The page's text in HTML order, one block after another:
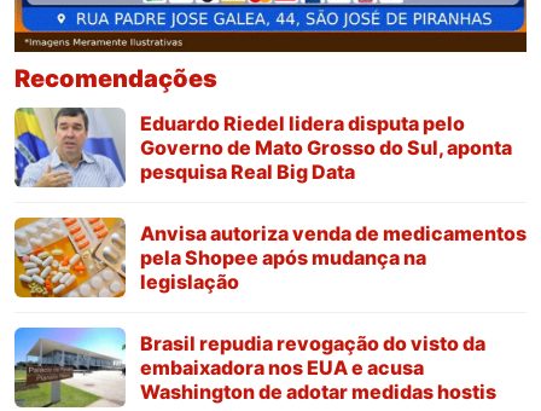
Recomendações
Eduardo Riedel lidera disputa pelo
Governo de Mato Grosso do Sul, aponta
pesquisa Real Big Data
Anvisa autoriza venda de medicamentos
pela Shopee após mudança na
legislação
Brasil repudia revogação do visto da
embaixadora nos EUA e acusa
Washington de adotar medidas hostis